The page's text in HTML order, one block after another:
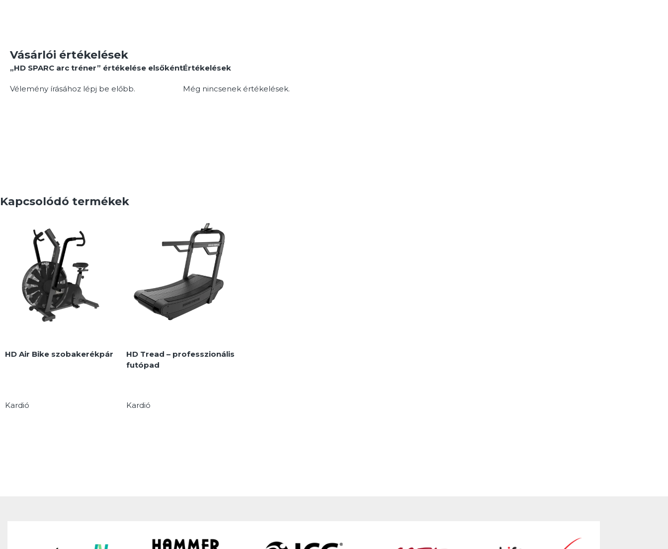
Vásárlói értékelések
Értékelések
Még nincsenek értékelések.
„HD SPARC arc tréner” értékelése elsőként
Vélemény írásához lépj be előbb.
Kapcsolódó termékek
HD Air Bike szobakerékpár
Kardió
HD Tread – professzionális
futópad
Kardió
teljesítményorientált